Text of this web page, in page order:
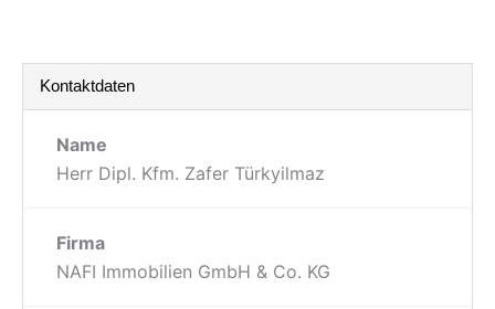
Kontaktdaten
Name
Herr Dipl. Kfm. Zafer Türkyilmaz
Firma
NAFI Immobilien GmbH & Co. KG